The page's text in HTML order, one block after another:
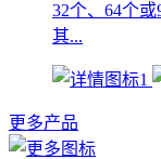
32个、64个
其...
更多产品